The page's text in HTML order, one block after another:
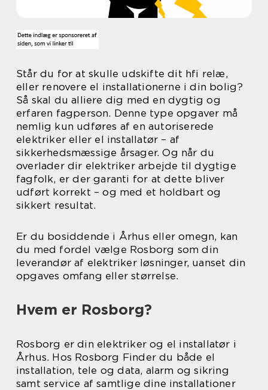
Står du for at skulle udskifte dit hfi relæ,
eller renovere el installationerne i din bolig?
Så skal du alliere dig med en dygtig og
erfaren fagperson. Denne type opgaver må
nemlig kun udføres af en autoriserede
elektriker eller el installatør – af
sikkerhedsmæssige årsager. Og når du
overlader dir elektriker arbejde til dygtige
fagfolk, er der garanti for at dette bliver
udført korrekt – og med et holdbart og
sikkert resultat.
Er du bosiddende i Århus eller omegn, kan
du med fordel vælge Rosborg som din
leverandør af elektriker løsninger, uanset din
opgaves omfang eller størrelse.
Hvem er Rosborg?
Rosborg er din elektriker og el installatør i
Århus. Hos Rosborg Finder du både el
installation, tele og data, alarm og sikring
samt service af samtlige dine installationer